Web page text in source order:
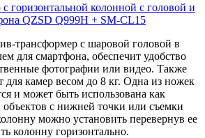
горизонтальной колонной с головой и
QZSD Q999H + SM-CL15
трансформер с шаровой головой в
для смартфона, обеспечит удобство
фотографии или видео. Также
для камер весом до 8 кг. Одна из ножек
и может быть использована как
с нижней точки или съемки
можно установить перевернув ее
колонну горизонтально.